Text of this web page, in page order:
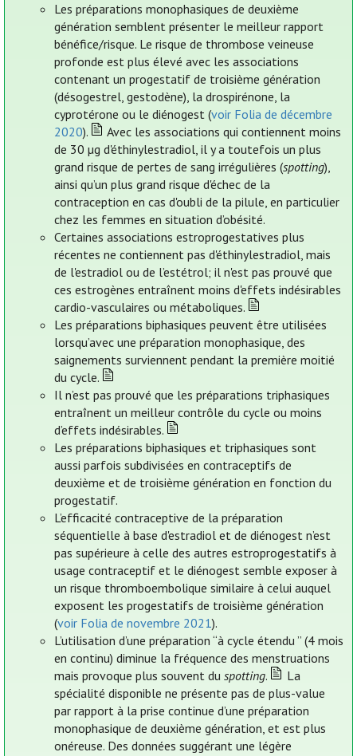
Les préparations monophasiques de deuxième
génération semblent présenter le meilleur rapport
bénéfice/risque. Le risque de thrombose veineuse
profonde est plus élevé avec les associations
contenant un progestatif de troisième génération
(désogestrel, gestodène), la drospirénone, la
cyprotérone ou le diénogest (voir Folia de décembre
2020).
Avec les associations qui contiennent moins
de 30 µg d'éthinylestradiol, il y a toutefois un plus
grand risque de pertes de sang irrégulières (spotting),
ainsi qu’un plus grand risque d'échec de la
contraception en cas d'oubli de la pilule, en particulier
chez les femmes en situation d’obésité.
Certaines associations estroprogestatives plus
récentes ne contiennent pas d'éthinylestradiol, mais
de l'estradiol ou de l’estétrol; il n'est pas prouvé que
ces estrogènes entraînent moins d'effets indésirables
cardio-vasculaires ou métaboliques.
Les préparations biphasiques peuvent être utilisées
lorsqu’avec une préparation monophasique, des
saignements surviennent pendant la première moitié
du cycle.
Il n’est pas prouvé que les préparations triphasiques
entraînent un meilleur contrôle du cycle ou moins
d’effets indésirables.
Les préparations biphasiques et triphasiques sont
aussi parfois subdivisées en contraceptifs de
deuxième et de troisième génération en fonction du
progestatif.
L’efficacité contraceptive de la préparation
séquentielle à base d'estradiol et de diénogest n’est
pas supérieure à celle des autres estroprogestatifs à
usage contraceptif et le diénogest semble exposer à
un risque thromboembolique similaire à celui auquel
exposent les progestatifs de troisième génération
(voir Folia de novembre 2021).
L’utilisation d’une préparation “à cycle étendu ” (4 mois
en continu) diminue la fréquence des menstruations
mais provoque plus souvent duspotting.
La
spécialité disponible ne présente pas de plus-value
par rapport à la prise continue d’une préparation
monophasique de deuxième génération, et est plus
onéreuse. Des données suggérant une légère